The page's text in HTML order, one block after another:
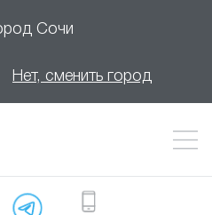
Сочи
Нет, сменить город